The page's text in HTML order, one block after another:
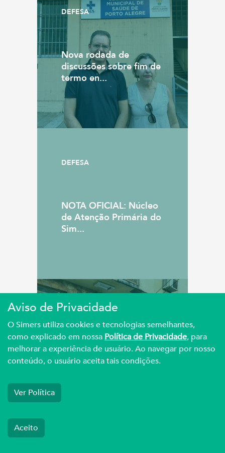
DEFESA
Nova rodada de
discussões sobre fim de
termo en...
DEFESA
NOTA OFICIAL: Núcleo
de Atenção Primária do
Sim...
DEFESA
Simers discute
capacitação de médicos
Aviso de Privacidade
O Simers utiliza cookies e tecnologias semelhantes,
como explicado em nossa Política de Privacidade, para
melhorar a experiência de usuário. Ao navegar por nosso
conteúdo, o usuário aceita tais condições.
Ver Política
Aceito